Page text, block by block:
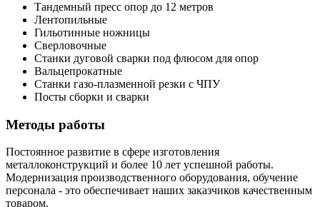
Тандемный пресс опор до 12 метров
Лентопильные
Гильотинные ножницы
Сверловочные
Станки дуговой сварки под флюсом для опор
Вальцепрокатные
Станки газо-плазменной резки с ЧПУ
Посты сборки и сварки
Методы работы
Постоянное развитие в сфере изготовления
металлоконструкций и более 10 лет успешной работы.
Модернизация производственного оборудования, обучение
персонала - это обеспечивает наших заказчиков качественным
товаром.